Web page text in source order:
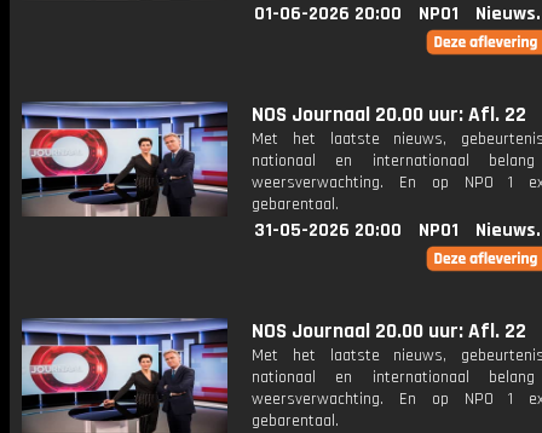
01-06-2026 20:00 NPO1
NOS Journaal 20.00 uur: Afl. 22
Met het laatste nieuws,
nationaal en internationaal
weersverwachting. En op NPO 1
gebarentaal.
31-05-2026 20:00 NPO1
NOS Journaal 20.00 uur: Afl. 22
Met het laatste nieuws,
nationaal en internationaal
weersverwachting. En op NPO 1
gebarentaal.